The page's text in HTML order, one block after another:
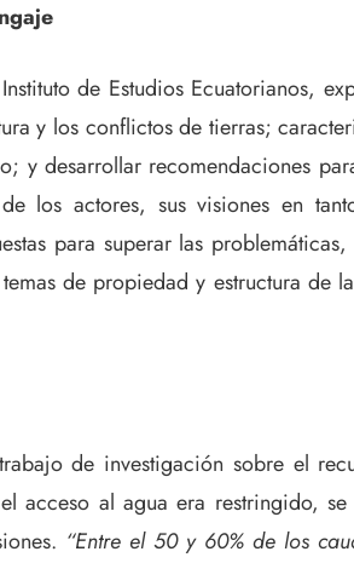
de Estudios Ecuatorianos,
y los conflictos de tierras;
y desarrollar recomendaciones
los actores, sus visiones en
para superar las
de propiedad y estructura de
de investigación sobre el
al agua era restringido,
“Entre el 50 y 60% de los